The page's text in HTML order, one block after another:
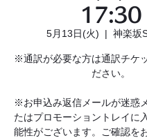
17:30
5月13日(火)
  |
神楽坂
※通訳が必要な方は通訳チケ
ださい。
※お申込み返信メールが迷惑
たはプロモーショントレイに
能性がございます。ご確認を